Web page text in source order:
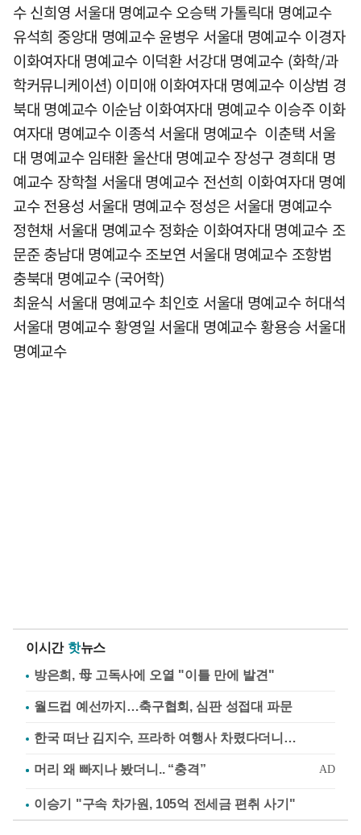
수 신희영 서울대 명예교수 오승택 가톨릭대 명예교수
유석희 중앙대 명예교수 윤병우 서울대 명예교수 이경자
이화여자대 명예교수 이덕환 서강대 명예교수 (화학/과
학커뮤니케이션) 이미애 이화여자대 명예교수 이상범 경
북대 명예교수 이순남 이화여자대 명예교수 이승주 이화
여자대 명예교수 이종석 서울대 명예교수 이춘택 서울
대 명예교수 임태환 울산대 명예교수 장성구 경희대 명
예교수 장학철 서울대 명예교수 전선희 이화여자대 명예
교수 전용성 서울대 명예교수 정성은 서울대 명예교수
정현채 서울대 명예교수 정화순 이화여자대 명예교수 조
문준 충남대 명예교수 조보연 서울대 명예교수 조항범
충북대 명예교수 (국어학)
최윤식 서울대 명예교수 최인호 서울대 명예교수 허대석
서울대 명예교수 황영일 서울대 명예교수 황용승 서울대
명예교수
이시간 핫뉴스
방은희, 母 고독사에 오열 "이틀 만에 발견"
월드컵 예선까지…축구협회, 심판 성접대 파문
한국 떠난 김지수, 프라하 여행사 차렸다더니…
이승기 "구속 차가원, 105억 전세금 편취 사기"